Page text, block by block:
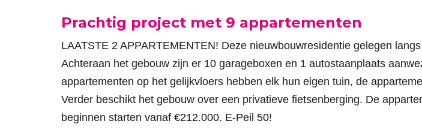
Omschrijving
Prachtig project met 9 appartementen
LAATSTE 2 APPARTEMENTEN! Deze nieuwbouwresidentie gelegen
Achteraan het gebouw zijn er 10 garageboxen en 1 autostaanplaats
appartementen op het gelijkvloers hebben elk hun eigen tuin, de
Verder beschikt het gebouw over een privatieve fietsenberging. De
beginnen starten vanaf €212.000. E-Peil 50!